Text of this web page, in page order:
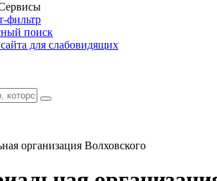
фильтр
поиск
для слабовидящих
организация Волховского